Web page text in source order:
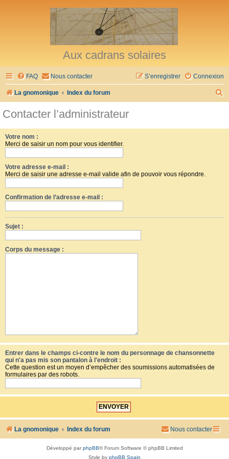
Aux cadrans solaires
FAQ Nous contacter Connexion
S’enregistrer
La gnomonique Index du forum
Contacter l’administrateur
Votre nom :
Merci de saisir un nom pour vous identifier.
Votre adresse e-mail :
Merci de saisir une adresse e-mail valide afin de pouvoir vous répondre.
Confirmation de l’adresse e-mail :
Sujet :
Corps du message :
Entrer dans le champs ci-contre le nom du personnage de chansonnette
qui n'a pas mis son pantalon à l'endroit :
Cette question est un moyen d’empêcher des soumissions automatisées de
formulaires par des robots.
La gnomonique Index du forum Nous contacter
Développé parphpBB® Forum Software © phpBB Limited
Style by phpBB Spain